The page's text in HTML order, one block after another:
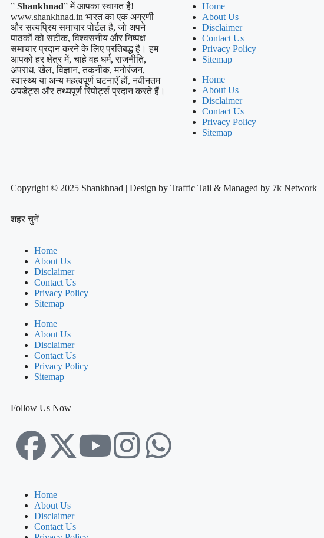
” Shankhnad” में आपका स्वागत है!
www.shankhnad.in भारत का एक अग्रणी
और सत्यप्रिय समाचार पोर्टल है, जो अपने
पाठकों को सटीक, विश्वसनीय और निष्पक्ष
समाचार प्रदान करने के लिए प्रतिबद्ध है। हम
आपको हर क्षेत्र में, चाहे वह धर्म, राजनीति,
अपराध, खेल, विज्ञान, तकनीक, मनोरंजन,
स्वास्थ्य या अन्य महत्वपूर्ण घटनाएँ हों, नवीनतम
अपडेट्स और तथ्यपूर्ण रिपोर्ट्स प्रदान करते हैं।
Home
About Us
Disclaimer
Contact Us
Privacy Policy
Sitemap
Home
About Us
Disclaimer
Contact Us
Privacy Policy
Sitemap
Copyright © 2025 Shankhnad | Design by Traffic Tail & Managed by 7k Network
शहर चुनें
Home
About Us
Disclaimer
Contact Us
Privacy Policy
Sitemap
Home
About Us
Disclaimer
Contact Us
Privacy Policy
Sitemap
Follow Us Now
Home
About Us
Disclaimer
Contact Us